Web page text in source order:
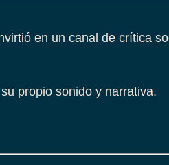
en un canal de crítica
propio sonido y narrativa.